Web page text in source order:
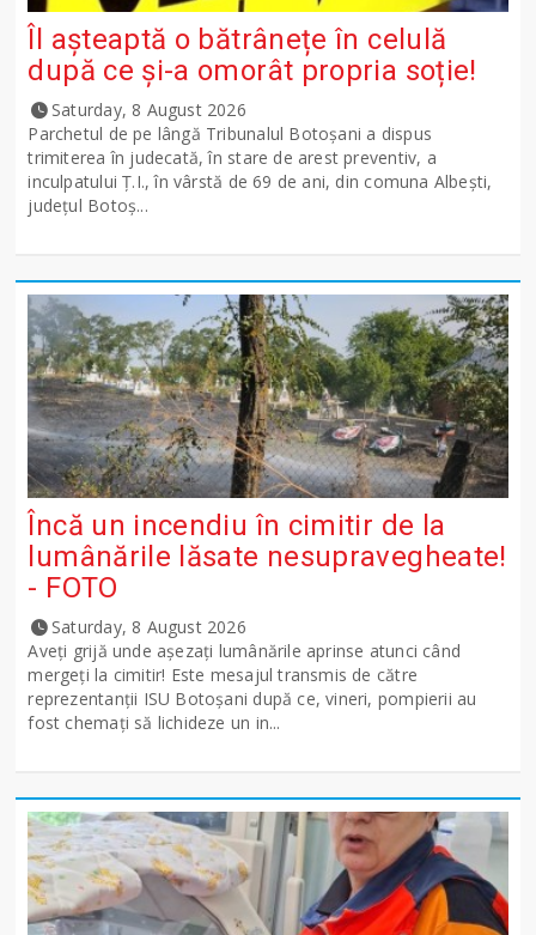
Îl așteaptă o bătrânețe în celulă
după ce și-a omorât propria soție!
Saturday, 8 August 2026
Parchetul de pe lângă Tribunalul Botoşani a dispus
trimiterea în judecată, în stare de arest preventiv, a
inculpatului Ț.I., în vârstă de 69 de ani, din comuna Albești,
județul Botoș...
Încă un incendiu în cimitir de la
lumânările lăsate nesupravegheate!
- FOTO
Saturday, 8 August 2026
Aveți grijă unde așezați lumânările aprinse atunci când
mergeți la cimitir! Este mesajul transmis de către
reprezentanții ISU Botoșani după ce, vineri, pompierii au
fost chemați să lichideze un in...